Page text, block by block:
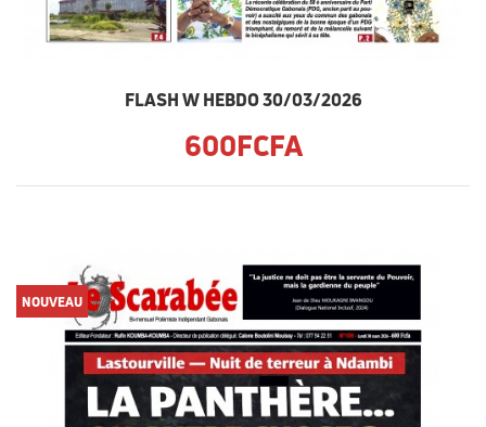
FLASH W HEBDO 30/03/2026
600FCFA
NOUVEAU